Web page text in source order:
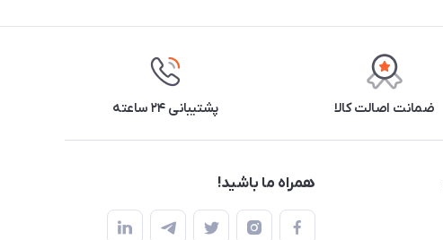
ضمانت اصالت کالا پشتیبانی ۲۴ ساعته
همراه ما باشید!